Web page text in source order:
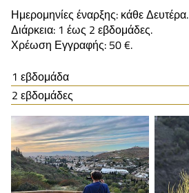
Ημερομηνίες έναρξης: κάθε Δευτέρα.
Διάρκεια: 1 έως 2 εβδομάδες.
Χρέωση Εγγραφής: 50 €.
1 εβδομάδα
2 εβδομάδες